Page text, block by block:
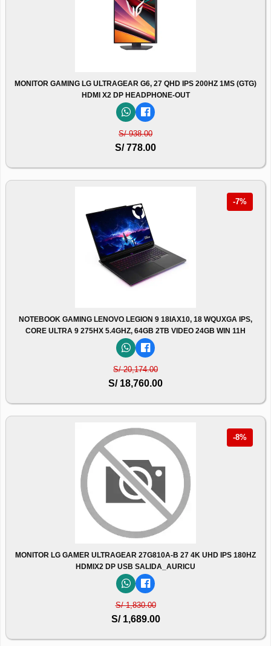
MONITOR GAMING LG ULTRAGEAR G6, 27 QHD IPS 200HZ 1MS (GTG)
HDMI X2 DP HEADPHONE-OUT
S/ 938.00
S/ 778.00
-7%
NOTEBOOK GAMING LENOVO LEGION 9 18IAX10, 18 WQUXGA IPS,
CORE ULTRA 9 275HX 5.4GHZ, 64GB 2TB VIDEO 24GB WIN 11H
S/ 20,174.00
S/ 18,760.00
-8%
MONITOR LG GAMER ULTRAGEAR 27G810A-B 27 4K UHD IPS 180HZ
HDMIX2 DP USB SALIDA_AURICU
S/ 1,830.00
S/ 1,689.00